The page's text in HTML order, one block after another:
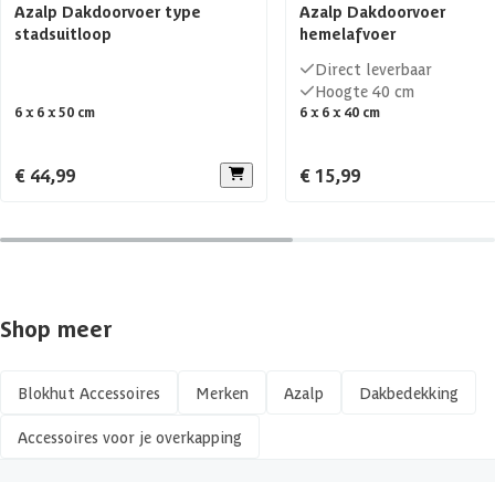
Azalp Dakdoorvoer type
stadsuitloop
6 x 6 x 50 cm
€ 44,99
Azalp Dakdoorvoer
hemelafvoer
Direct leverbaar
Hoogte 40 cm
6 x 6 x 40 cm
€ 15,99
Shop meer
Blokhut Accessoires Merken Azalp Dakbedekking
Accessoires voor je overkapping